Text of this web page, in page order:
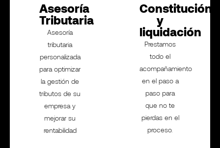
Asesoría
Tributaria
Asesoría
tributaria
personalizada
para optimizar
la gestión de
tributos de su
empresa y
mejorar su
rentabilidad
Constitución
y
liquidación
Prestamos
todo el
acompañamiento
en el paso a
paso para
que no te
pierdas en el
proceso.